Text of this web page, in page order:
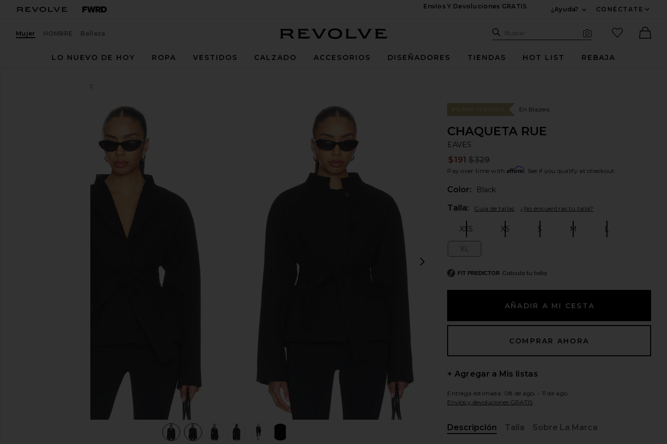
Envíos Y Devoluciones GRATIS
¿Ayuda?
CONÉCTATE
Mujer HOMBRE Belleza Sitio de búsqueda
Buscar
artículos
LO NUEVO DE HOY
ROPA VESTIDOS CALZADO ACCESORIOS DISEÑADORES TIENDAS HOT LIST REBAJA
CHAQUETA RUE
favoritoEAVES Rue Classic Suiting Jacket in Black
view 1 of 6 CHAQUETA RUE in Black view 2 of 6 CHAQUETA RUE in Black
siguientes diapositivas
#12 MÁS VENDIDOS En Blazers
CHAQUETA RUE
EAVES
$191 $329
Pay over time with Affirm. See if you qualify at checkout.
Color:
Black
Talla: Guía de tallas ¿No encuentras tu talla?
XXS XS S M L
XL
FIT PREDICTOR Calcula tu talla
+ Agregar a Mis listas
Entrega estimada: 08 de ago. - 11 de ago.
Envíos y devoluciones GRATIS
Descripción
Talla Sobre La Marca